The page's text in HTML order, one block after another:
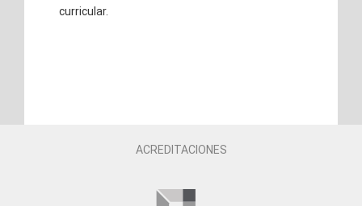
curricular.
ACREDITACIONES